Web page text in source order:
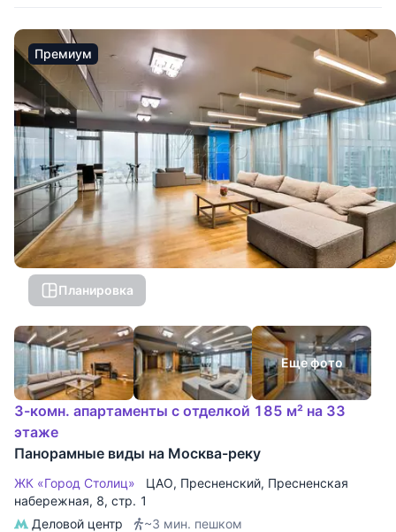
Премиум
Планировка
Еще фото
3-комн. апартаменты с отделкой 185 м² на 33
этаже
Панорамные виды на Москва-реку
ЖК «Город Столиц» ЦАО, Пресненский, Пресненская
набережная, 8, стр. 1
Деловой центр
~3 мин. пешком